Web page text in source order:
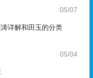
05/07
详解和田玉的分类
05/04